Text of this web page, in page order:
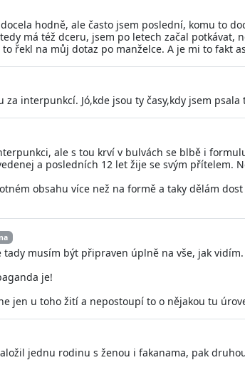
hodně, ale často jsem poslední, komu to
má též dceru, jsem po letech začal
řekl na můj dotaz po manželce. A je mi to fakt
interpunkcí. Jó,kde jsou ty časy,kdy jsem
ale s tou krví v bulvách se blbě i
a posledních 12 let žije se svým přítelem.
obsahu více než na formě a taky dělám
tady musím být připraven úplně na vše, jak vidím.
je!
jen u toho žití a nepostoupí to o nějakou tu
jednu rodinu s ženou i fakanama, pak